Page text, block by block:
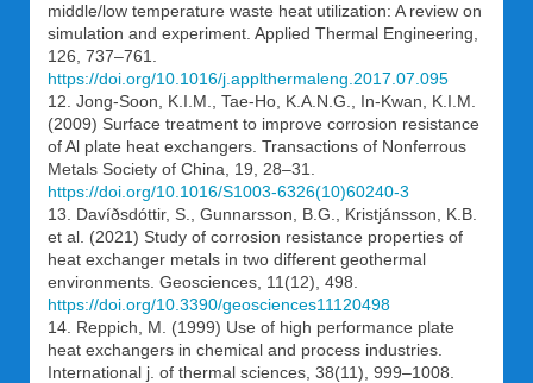
middle/low temperature waste heat utilization: A review on
simulation and experiment. Applied Thermal Engineering,
126, 737–761.
https://doi.org/10.1016/j.applthermaleng.2017.07.095
12. Jong-Soon, K.I.M., Tae-Ho, K.A.N.G., In-Kwan, K.I.M.
(2009) Surface treatment to improve corrosion resistance
of Al plate heat exchangers. Transactions of Nonferrous
Metals Society of China, 19, 28–31.
https://doi.org/10.1016/S1003-6326(10)60240-3
13. Davíðsdóttir, S., Gunnarsson, B.G., Kristjánsson, K.B.
et al. (2021) Study of corrosion resistance properties of
heat exchanger metals in two different geothermal
environments. Geosciences, 11(12), 498.
https://doi.org/10.3390/geosciences11120498
14. Reppich, M. (1999) Use of high performance plate
heat exchangers in chemical and process industries.
International j. of thermal sciences, 38(11), 999–1008.